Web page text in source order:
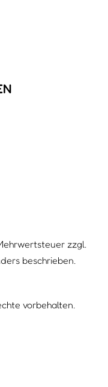
zzgl.
beschrieben.
vorbehalten.